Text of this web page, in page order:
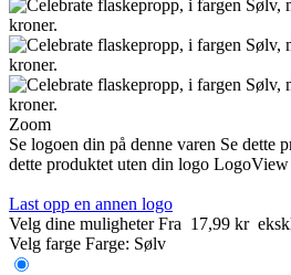
Zoom
Se logoen din på denne varen Se dette
dette produktet uten din logo LogoView
Last opp en annen logo
Velg dine muligheter Fra 17,99 kr
Velg farge Farge: Sølv